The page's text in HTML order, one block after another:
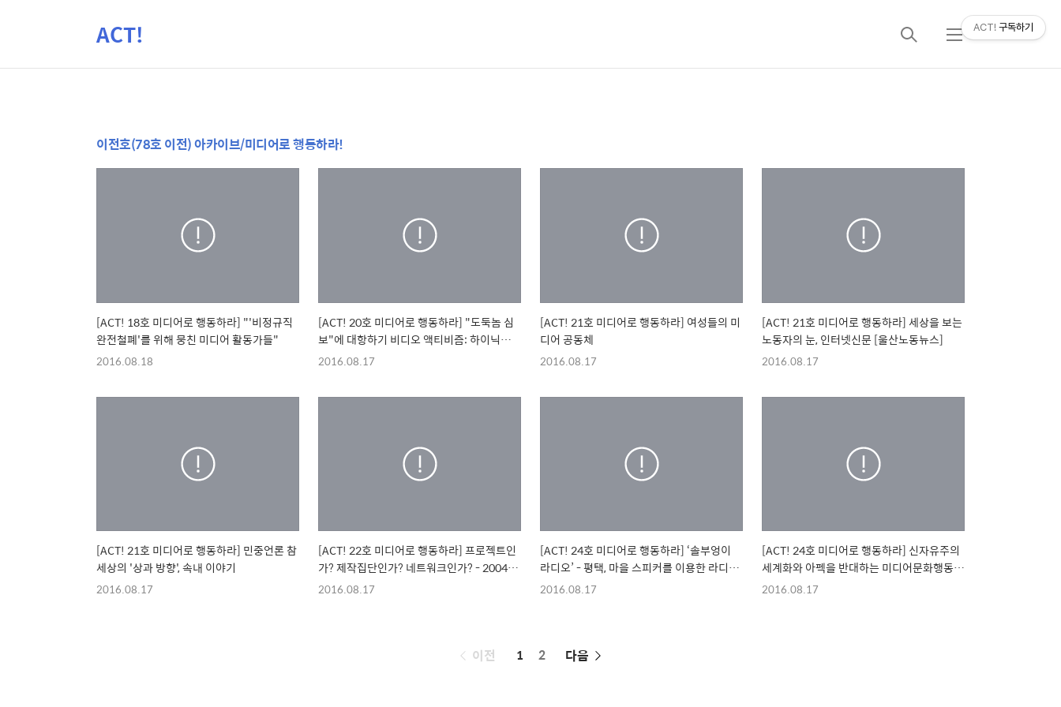
ACT!
검
메
이전호(78호 이전) 아카이브/미디어로 행동하라!
[ACT! 18호 미디어로 행동하라] "'비정규직
완전철폐'를 위해 뭉친 미디어 활동가들"
2016.08.18
[ACT! 20호 미디어로 행동하라] "도둑놈 심
보"에 대항하기 비디오 액티비즘: 하이닉스
매그나칩 사내하청지회
2016.08.17
[ACT! 21호 미디어로 행동하라] 여성들의 미
디어 공동체
2016.08.17
[ACT! 21호 미디어로 행동하라] 세상을 보는
노동자의 눈, 인터넷신문 [울산노동뉴스]
2016.08.17
[ACT! 21호 미디어로 행동하라] 민중언론 참
세상의 '상과 방향', 속내 이야기
2016.08.17
[ACT! 22호 미디어로 행동하라] 프로젝트인
가? 제작집단인가? 네트워크인가? - 2004년
세 개의 프로젝트 사례로 본 비디오 액티비즘
2016.08.17
[ACT! 24호 미디어로 행동하라] ‘솔부엉이
라디오’ - 평택, 마을 스피커를 이용한 라디오
방송
2016.08.17
[ACT! 24호 미디어로 행동하라] 신자유주의
세계화와 아펙을 반대하는 미디어문화행동을
제안하며
2016.08.17
페
이전 1 2 다음
ACT! 구독하기